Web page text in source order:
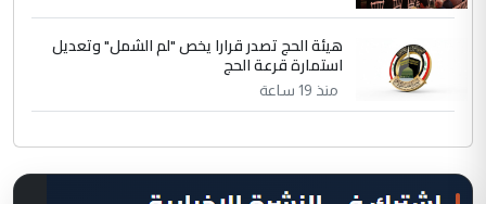
هيئة الحج تصدر قرارا يخص "لم الشمل" وتعديل
استمارة قرعة الحج
منذ 19 ساعة